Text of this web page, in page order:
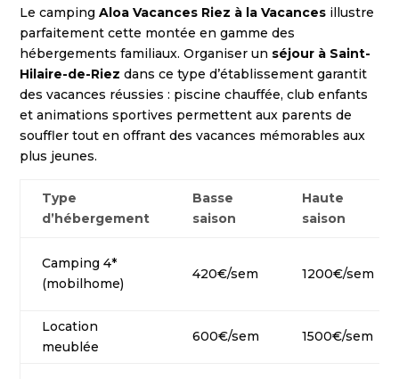
Le campingAloa Vacances Riez à la Vacances illustre
parfaitement cette montée en gamme des
hébergements familiaux. Organiser un séjour à Saint-
Hilaire-de-Riez dans ce type d’établissement garantit
des vacances réussies : piscine chauffée, club enfants
et animations sportives permettent aux parents de
souffler tout en offrant des vacances mémorables aux
plus jeunes.
Type
d’hébergement
Basse
saison
Haute
saison
Camping 4*
(mobilhome)
420€/sem 1200€/sem
Location
meublée
600€/sem 1500€/sem